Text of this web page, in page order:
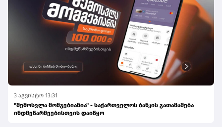
3 აგვისტო 13:31
"შემოსვლა მომგებიანია" - საქართველოს ბანკის გათამაშება
ინდმეწარმეებისთვის დაიწყო